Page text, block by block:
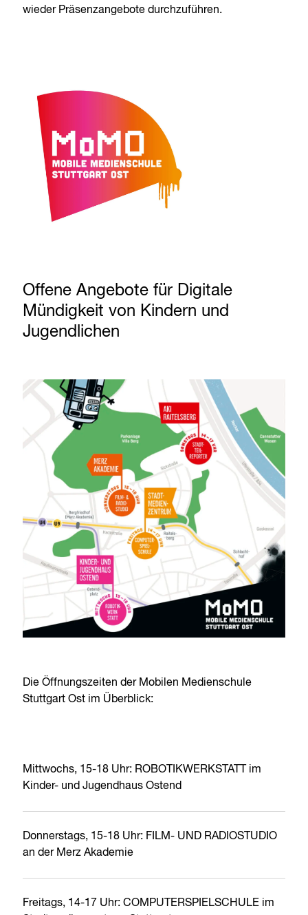
wieder Präsenzangebote durchzuführen.
Offene Angebote für Digitale
Mündigkeit von Kindern und
Jugendlichen
Die Öffnungszeiten der Mobilen Medienschule
Stuttgart Ost im Überblick:
Mittwochs, 15-18 Uhr: ROBOTIKWERKSTATT im
Kinder- und Jugendhaus Ostend
Donnerstags, 15-18 Uhr: FILM- UND RADIOSTUDIO
an der Merz Akademie
Freitags, 14-17 Uhr: COMPUTERSPIELSCHULE im